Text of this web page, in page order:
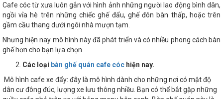
Cafe cóc từ xưa luôn gắn với hình ảnh những người lao động bình dân,
ngồi vỉa hè trên những chiếc ghế đẩu, ghế đôn bàn thấp, hoặc trên
gầm cầu thang dưới ngôi nhà mượn tạm.
Nhưng hiện nay mô hình này đã phát triển và có nhiều phong cách bàn
ghế hơn cho bạn lựa chọn.
Các loại bàn ghế quán cafe cóc hiện nay.
Mô hình cafe xe đẩy: đây là mô hình dành cho những nơi có mật độ
dân cư đông đúc, lượng xe lưu thông nhiều. Bạn có thể bắt gặp những